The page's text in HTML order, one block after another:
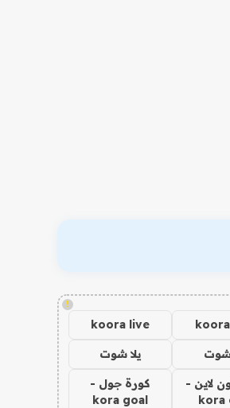
!
koora live
شوت يلا شوت
لاين -
kora
كورة جول -
kora goal